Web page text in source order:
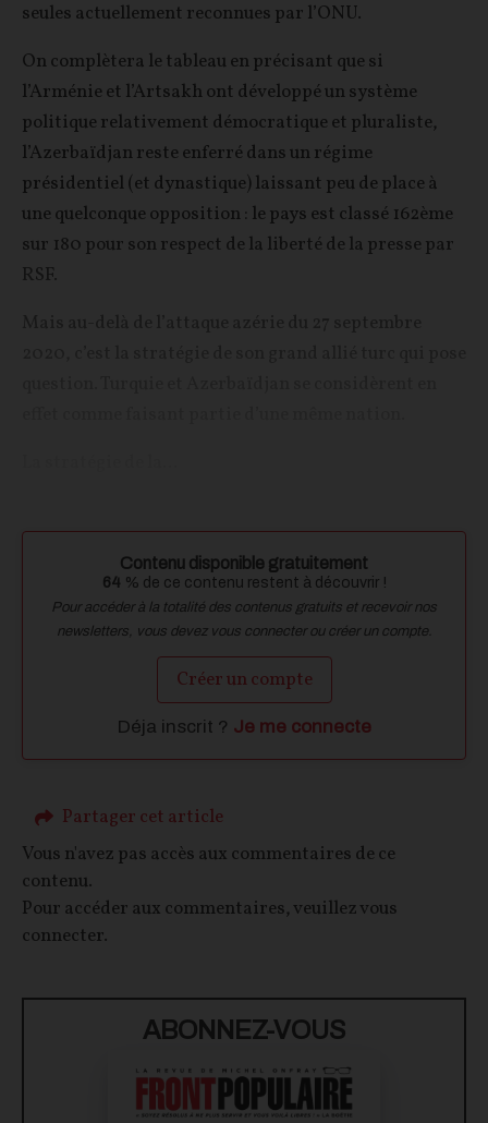
seules actuellement reconnues par l’ONU.
On complètera le tableau en précisant que si
l’Arménie et l’Artsakh ont développé un système
politique relativement démocratique et pluraliste,
l’Azerbaïdjan reste enferré dans un régime
présidentiel (et dynastique) laissant peu de place à
une quelconque opposition : le pays est classé 162ème
sur 180 pour son respect de la liberté de la presse par
RSF.
Contenu disponible gratuitement
64 % de ce contenu restent à découvrir !
Pour accéder à la totalité des contenus gratuits et recevoir nos
newsletters, vous devez vous connecter ou créer un compte.
Créer un compte
Déja inscrit ? Je me connecte
Partager cet article
Vous n'avez pas accès aux commentaires de ce
contenu.
Pour accéder aux commentaires, veuillez vous
connecter.
ABONNEZ-VOUS